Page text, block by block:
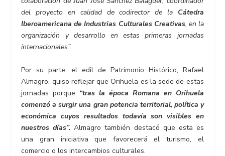
del proyecto en calidad de codirector de la Cátedra
Iberoamericana de Industrias Culturales Creativas, en la
organización y desarrollo en estas primeras jornadas
internacionales”.
Por su parte, el edil de Patrimonio Histórico, Rafael
Almagro, quiso reflejar que Orihuela es la sede de estas
jornadas porque “tras la época Romana en Orihuela
comenzó a surgir una gran potencia territorial, política y
económica cuyos resultados todavía son visibles en
nuestros días”. Almagro también destacó que esta es
una gran iniciativa que favorecerá el turismo, el
comercio o los intercambios culturales.